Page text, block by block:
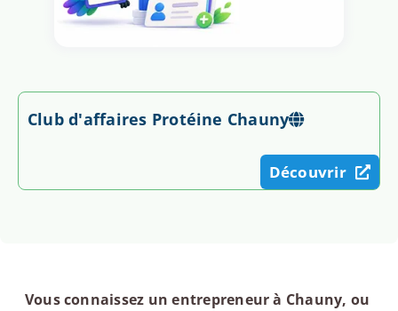
Club d'affaires Protéine Chauny
Découvrir
Vous connaissez un entrepreneur à Chauny, ou